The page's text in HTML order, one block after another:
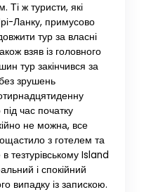
Ті ж туристи, які
Ланку, примусово
тур за власні
взяв із головного
тур закінчився за
зрушень
час початку
не можна, все
з готелем та
тезтурівському Island
і спокійний
випадку із запискою.